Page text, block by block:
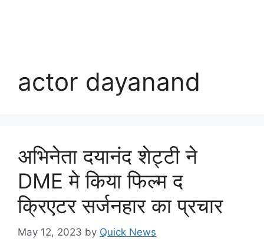
actor dayanand
अभिनेता दयानंद शेट्टी ने
DME मे किया फिल्म द
क्रिएटर सर्जनहार का प्रचार
May 12, 2023 by Quick News